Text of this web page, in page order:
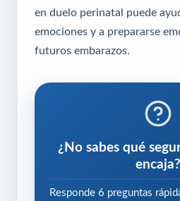
en duelo perinatal puede
emociones y a prepararse
futuros embarazos.
¿No sabes qué
encaja?
Responde 6 preguntas